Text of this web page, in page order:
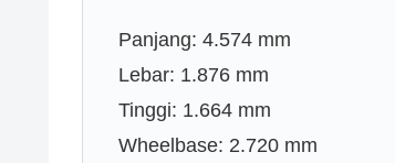
Panjang: 4.574 mm
Lebar: 1.876 mm
Tinggi: 1.664 mm
Wheelbase: 2.720 mm